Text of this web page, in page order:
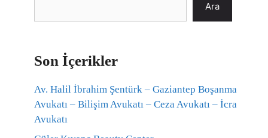
Ara
Son İçerikler
Av. Halil İbrahim Şentürk – Gaziantep Boşanma
Avukatı – Bilişim Avukatı – Ceza Avukatı – İcra
Avukatı